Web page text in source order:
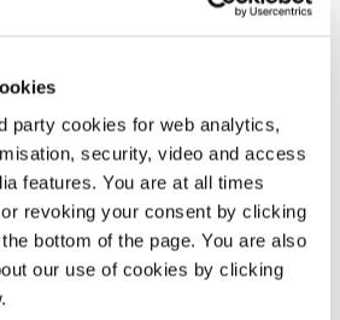
party cookies for web analytics,
security, video and access
features. You are at all times
revoking your consent by clicking
bottom of the page. You are also
our use of cookies by clicking
om at have været tæt på en person, der er testet positiv,
at bryde smittekæderne og kontrollere COVID-19
Appen smitte|stop er et digitalt værktøj, der skal
indsatser for kontaktopsporing og til testning, fysisk
godt på hinanden, er her er appen et konkret
danskere vil vælge at bruge” siger sundheds- og